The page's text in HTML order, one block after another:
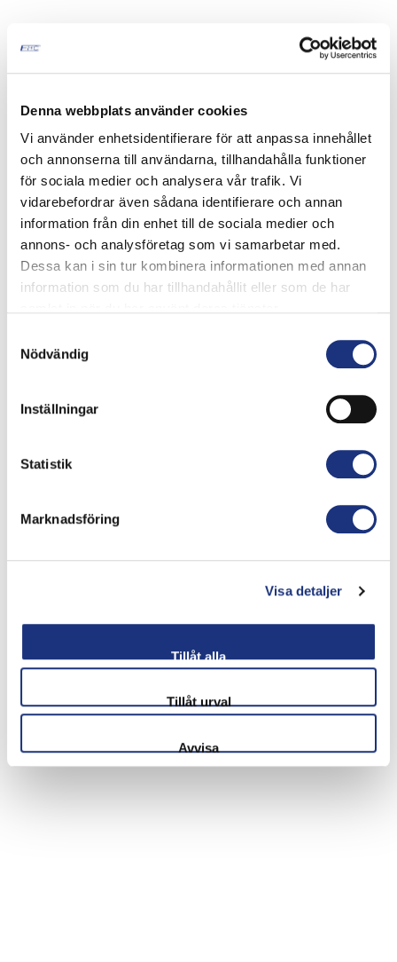
Denna webbplats använder cookies
Vi använder enhetsidentifierare för att anpassa innehållet
och annonserna till användarna, tillhandahålla funktioner
för sociala medier och analysera vår trafik. Vi
vidarebefordrar även sådana identifierare och annan
information från din enhet till de sociala medier och
annons- och analysföretag som vi samarbetar med.
Dessa kan i sin tur kombinera informationen med annan
information som du har tillhandahållit eller som de har
Nödvändig
Inställningar
Statistik
Marknadsföring
Visa detaljer
Tillåt alla
Tillåt urval
Avvisa